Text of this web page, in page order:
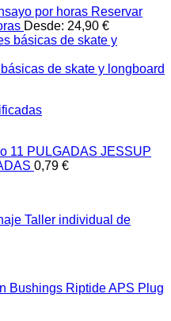
Reservar
Desde: 24,90 €
de skate y longboard
JESSUP
0,79 €
Taller individual de
Riptide APS Plug